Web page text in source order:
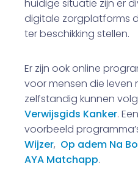
huidige situatie zijn er
digitale zorgplatforms
ter beschikking stellen.
Er zijn ook online
voor mensen die leven
zelfstandig kunnen
Verwijsgids Kanker.
voorbeeld
Wijzer, Op adem Na
AYA Matchapp.